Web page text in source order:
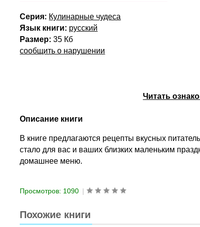
Серия: Кулинарные чудеса
Язык книги: русский
Размер: 35 Кб
сообщить о нарушении
Читать
Описание книги
В книге предлагаются рецепты вкусных
стало для вас и ваших близких маленьким
домашнее меню.
Просмотров: 1090 |
Похожие книги